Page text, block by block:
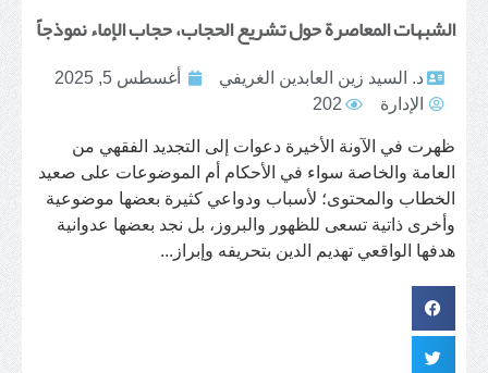
الشبهات المعاصرة حول تشريع الحجاب، حجاب الإماء نموذجاً
د. السيد زين العابدين الغريفي
أغسطس 5, 2025
الإدارة
202
ظهرت في الآونة الأخيرة دعوات إلى التجديد الفقهي من
العامة والخاصة سواء في الأحكام أم الموضوعات على صعيد
الخطاب والمحتوى؛ لأسباب ودواعي كثيرة بعضها موضوعية
وأخرى ذاتية تسعى للظهور والبروز، بل نجد بعضها عدوانية
هدفها الواقعي تهديم الدين بتحريفه وإبراز...